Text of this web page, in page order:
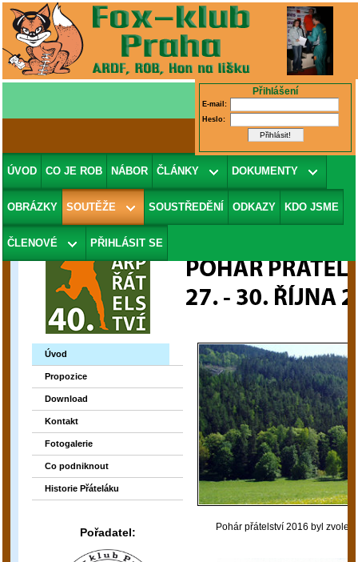
Přihlášení
E-mail:
Heslo:
ÚVOD CO JE ROB NÁBOR ČLÁNKY DOKUMENTY
OBRÁZKY SOUTĚŽE SOUSTŘEDĚNÍ ODKAZY KDO JSME
ČLENOVÉ PŘIHLÁSIT SE